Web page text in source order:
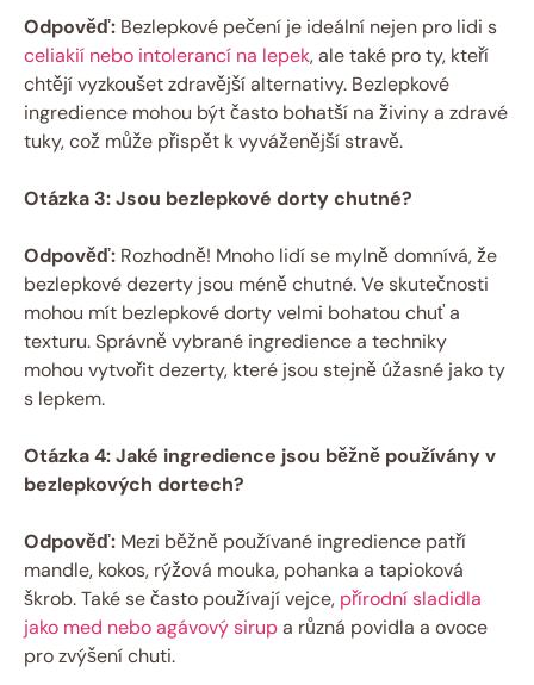
Odpověď: Bezlepkové​ pečení je ‍ideální nejen ⁢pro lidi s
celiakií nebo intolerancí na lepek,⁢ ale také‌ pro ⁣ty, kteří
chtějí ⁤vyzkoušet ⁤zdravější alternativy. Bezlepkové
ingredience mohou být ⁢často bohatší na živiny a ⁣zdravé
tuky, což ‌může​ přispět k ‌vyváženější stravě.
Otázka 3: ​Jsou bezlepkové dorty chutné?
Odpověď: ⁣Rozhodně! Mnoho lidí se mylně domnívá, že
bezlepkové dezerty ⁢jsou méně chutné. Ve‌ skutečnosti​
mohou mít bezlepkové dorty velmi bohatou chuť‌ a
texturu. Správně‍ vybrané ingredience a ⁤techniky⁢
mohou vytvořit dezerty, které jsou ⁣stejně úžasné jako ty
s lepkem.
Otázka 4: Jaké ingredience jsou běžně používány v
bezlepkových dortech?
Odpověď: ⁤Mezi ‍běžně používané ingredience patří
mandle, kokos, rýžová‌ mouka, ‍pohanka a tapioková
škrob. Také se​ často ‍používají vejce, ⁢ přírodní sladidla
jako med nebo agávový sirupa různá povidla a ovoce ​
pro zvýšení chuti.